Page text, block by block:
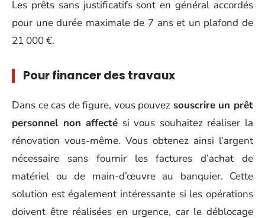
Les prêts sans justificatifs sont en général accordés
pour une durée maximale de 7 ans et un plafond de
21 000 €.
Pour financer des travaux
Dans ce cas de figure, vous pouvez souscrire un prêt
personnel non affecté si vous souhaitez réaliser la
rénovation vous-même. Vous obtenez ainsi l’argent
nécessaire sans fournir les factures d’achat de
matériel ou de main-d’œuvre au banquier. Cette
solution est également intéressante si les opérations
doivent être réalisées en urgence, car le déblocage